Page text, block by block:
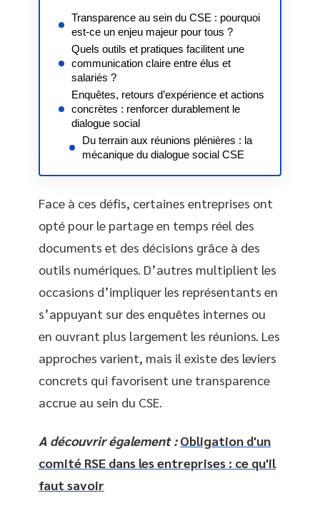
Transparence au sein du CSE : pourquoi
est-ce un enjeu majeur pour tous ?
Quels outils et pratiques facilitent une
communication claire entre élus et
salariés ?
Enquêtes, retours d’expérience et actions
concrètes : renforcer durablement le
dialogue social
Du terrain aux réunions plénières : la
mécanique du dialogue social CSE
Face à ces défis, certaines entreprises ont
opté pour le partage en temps réel des
documents et des décisions grâce à des
outils numériques. D’autres multiplient les
occasions d’impliquer les représentants en
s’appuyant sur des enquêtes internes ou
en ouvrant plus largement les réunions. Les
approches varient, mais il existe des leviers
concrets qui favorisent une transparence
accrue au sein du CSE.
A découvrir également : Obligation d'un
comité RSE dans les entreprises : ce qu'il
faut savoir